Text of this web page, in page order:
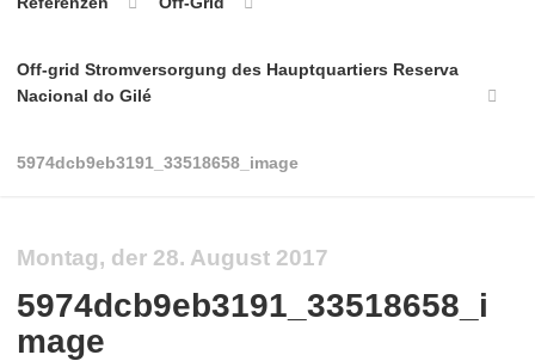
Off-grid Stromversorgung des Hauptquartiers Reserva
Nacional do Gilé
5974dcb9eb3191_33518658_image
Montag, der 28. August 2017
5974dcb9eb3191_33518658_i
mage